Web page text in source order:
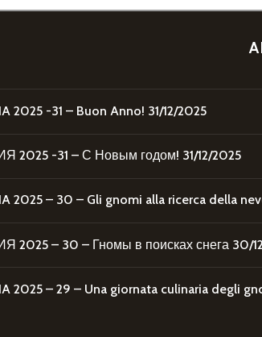
2025 -31 – Buon Anno! 31/12/2025
2025 -31 – С Новым годом! 31/12/2025
2025 – 30 – Gli gnomi alla ricerca della
– 30 – Гномы в поисках снега 30/
2025 – 29 – Una giornata culinaria degli